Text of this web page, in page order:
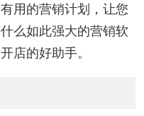
用的营销计划，让您
么如此强大的营销软
店的好助手。